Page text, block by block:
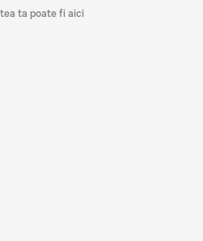
ta poate fi aici